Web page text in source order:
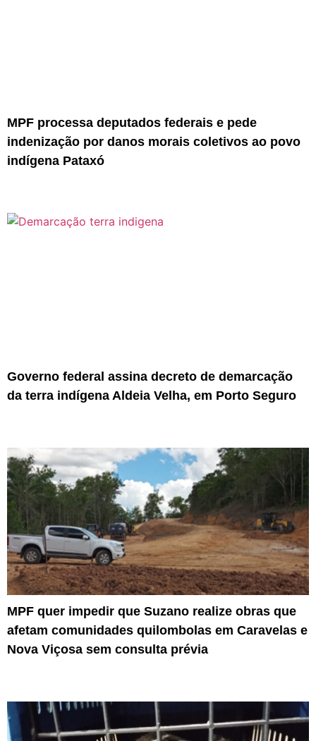
MPF processa deputados federais e pede
indenização por danos morais coletivos ao povo
indígena Pataxó
Governo federal assina decreto de demarcação
da terra indígena Aldeia Velha, em Porto Seguro
MPF quer impedir que Suzano realize obras que
afetam comunidades quilombolas em Caravelas e
Nova Viçosa sem consulta prévia